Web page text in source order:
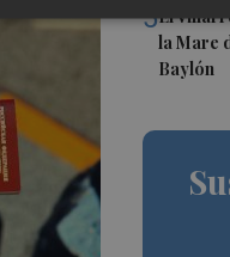
5El
la Mare
Baylón